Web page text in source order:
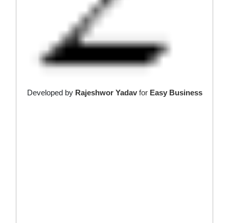
Developed by Rajeshwor Yadavfor Easy Business